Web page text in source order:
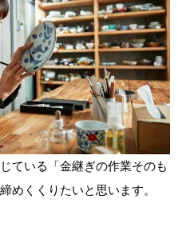
ている「金継ぎの作業そのも
めくくりたいと思います。